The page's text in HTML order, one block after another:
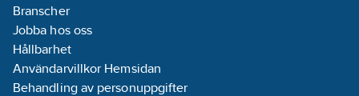
Branscher
Jobba hos oss
Hållbarhet
Användarvillkor Hemsidan
Behandling av personuppgifter